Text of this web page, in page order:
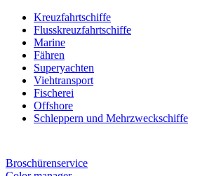
Kreuzfahrtschiffe
Flusskreuzfahrtschiffe
Marine
Fähren
Superyachten
Viehtransport
Fischerei
Offshore
Schleppern und Mehrzweckschiffe
Broschürenservice